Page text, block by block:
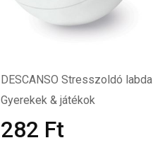
DESCANSO Stresszoldó labda
Gyerekek & játékok
282 Ft